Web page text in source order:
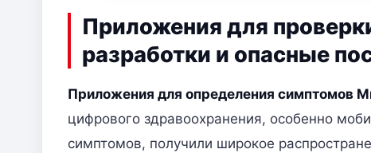
Приложения для
разработки и опасные
Приложения для определения симптомов
цифрового здравоохранения, особенно
симптомов, получили широкое